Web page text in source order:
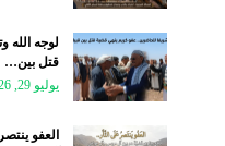
لوجه الله
قتل بين…
يوليو 29, 2026
العفو